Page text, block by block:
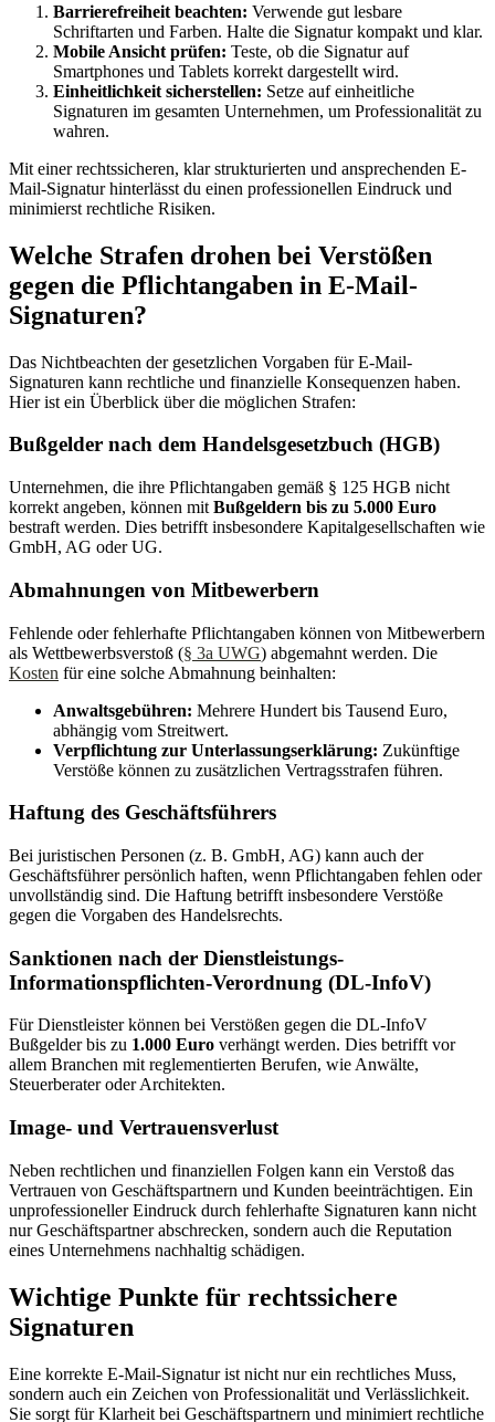
Barrierefreiheit beachten: Verwende gut lesbare
Schriftarten und Farben. Halte die Signatur kompakt und klar.
Mobile Ansicht prüfen: Teste, ob die Signatur auf
Smartphones und Tablets korrekt dargestellt wird.
Einheitlichkeit sicherstellen: Setze auf einheitliche
Signaturen im gesamten Unternehmen, um Professionalität zu
wahren.
Mit einer rechtssicheren, klar strukturierten und ansprechenden E-
Mail-Signatur hinterlässt du einen professionellen Eindruck und
minimierst rechtliche Risiken.
Welche Strafen drohen bei Verstößen
gegen die Pflichtangaben in E-Mail-
Signaturen?
Das Nichtbeachten der gesetzlichen Vorgaben für E-Mail-
Signaturen kann rechtliche und finanzielle Konsequenzen haben.
Hier ist ein Überblick über die möglichen Strafen:
Bußgelder nach dem Handelsgesetzbuch (HGB)
Unternehmen, die ihre Pflichtangaben gemäß § 125 HGB nicht
korrekt angeben, können mit Bußgeldern bis zu 5.000 Euro
bestraft werden. Dies betrifft insbesondere Kapitalgesellschaften wie
GmbH, AG oder UG.
Abmahnungen von Mitbewerbern
Fehlende oder fehlerhafte Pflichtangaben können von Mitbewerbern
als Wettbewerbsverstoß (§ 3a UWG) abgemahnt werden. Die
Kosten für eine solche Abmahnung beinhalten:
Anwaltsgebühren: Mehrere Hundert bis Tausend Euro,
abhängig vom Streitwert.
Verpflichtung zur Unterlassungserklärung: Zukünftige
Verstöße können zu zusätzlichen Vertragsstrafen führen.
Haftung des Geschäftsführers
Bei juristischen Personen (z. B. GmbH, AG) kann auch der
Geschäftsführer persönlich haften, wenn Pflichtangaben fehlen oder
unvollständig sind. Die Haftung betrifft insbesondere Verstöße
gegen die Vorgaben des Handelsrechts.
Sanktionen nach der Dienstleistungs-
Informationspflichten-Verordnung (DL-InfoV)
Für Dienstleister können bei Verstößen gegen die DL-InfoV
Bußgelder bis zu 1.000 Euro verhängt werden. Dies betrifft vor
allem Branchen mit reglementierten Berufen, wie Anwälte,
Steuerberater oder Architekten.
Image- und Vertrauensverlust
Neben rechtlichen und finanziellen Folgen kann ein Verstoß das
Vertrauen von Geschäftspartnern und Kunden beeinträchtigen. Ein
unprofessioneller Eindruck durch fehlerhafte Signaturen kann nicht
nur Geschäftspartner abschrecken, sondern auch die Reputation
eines Unternehmens nachhaltig schädigen.
Wichtige Punkte für rechtssichere
Signaturen
Eine korrekte E-Mail-Signatur ist nicht nur ein rechtliches Muss,
sondern auch ein Zeichen von Professionalität und Verlässlichkeit.
Sie sorgt für Klarheit bei Geschäftspartnern und minimiert rechtliche